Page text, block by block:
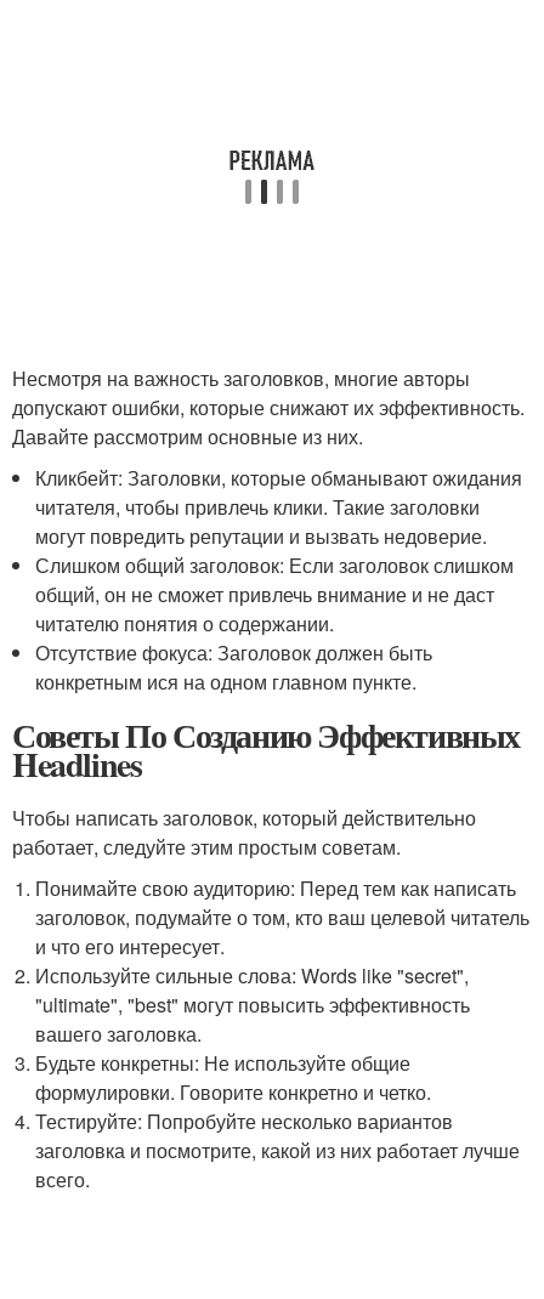
Несмотря на важность заголовков, многие авторы
допускают ошибки, которые снижают их эффективность.
Давайте рассмотрим основные из них.
Кликбейт: Заголовки, которые обманывают ожидания
читателя, чтобы привлечь клики. Такие заголовки
могут повредить репутации и вызвать недоверие.
Слишком общий заголовок: Если заголовок слишком
общий, он не сможет привлечь внимание и не даст
читателю понятия о содержании.
Отсутствие фокуса: Заголовок должен быть
конкретным ися на одном главном пункте.
Советы По Созданию Эффективных
Headlines
Чтобы написать заголовок, который действительно
работает, следуйте этим простым советам.
Понимайте свою аудиторию: Перед тем как написать
заголовок, подумайте о том, кто ваш целевой читатель
и что его интересует.
Используйте сильные слова: Words like "secret",
"ultimate", "best" могут повысить эффективность
вашего заголовка.
Будьте конкретны: Не используйте общие
формулировки. Говорите конкретно и четко.
Тестируйте: Попробуйте несколько вариантов
заголовка и посмотрите, какой из них работает лучше
всего.